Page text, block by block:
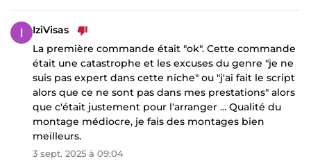
IziVisas
La première commande était "ok". Cette commande
était une catastrophe et les excuses du genre "je ne
suis pas expert dans cette niche" ou "j'ai fait le script
alors que ce ne sont pas dans mes prestations" alors
que c'était justement pour l'arranger ... Qualité du
montage médiocre, je fais des montages bien
meilleurs.
3 sept. 2025 à 09:04